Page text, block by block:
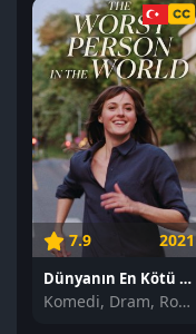
7.9 2021
Dünyanın En Kötü İnsanı izle
Komedi, Dram, Romantik